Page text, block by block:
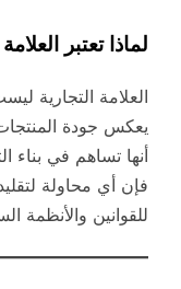
لماذا تعتبر
العلامة التجارية
يعكس جودة
أنها تساهم في بناء
فإن أي محاولة
للقوانين والأنظمة